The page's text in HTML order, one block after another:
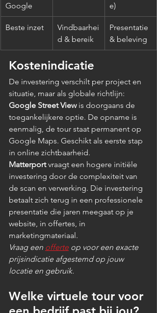
Google
e)
Beste inzet
Vindbaarhei
d & bereik
Presentatie
& beleving
Kostenindicatie
De investering verschilt per project en
situatie, maar als globale richtlijn:
Google Street View is doorgaans de
toegankelijkere optie. De opname is
eenmalig, de tour staat permanent op
Google Maps. Geschikt als eerste stap
in online zichtbaarheid.
Matterport vraagt een hogere initiële
investering door de complexiteit van
de scan en verwerking. Die investering
betaalt zich terug in een professionele
presentatie die jaren meegaat op je
website, in offertes, in
marketingmateriaal.
Vraag een offerte op voor een exacte
prijsindicatie afgestemd op jouw
locatie en gebruik.
Welke virtuele tour voor